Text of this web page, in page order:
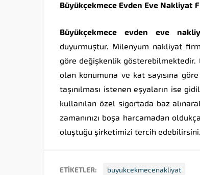
Büyükçekmece Evden Eve Nakliyat
Büyükçekmece evden eve
duyurmuştur. Milenyum nakliyat
göre değişkenlik gösterebilmektedir.
olan konumuna ve kat sayısına
taşınılması istenen eşyaların ise
kullanılan özel sigortada baz
zamanınızı boşa harcamadan
oluştuğu şirketimizi tercih
ETİKETLER: buyukcekmecenakliyat